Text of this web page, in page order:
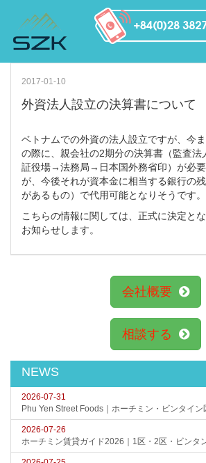
2017-01-10
外資法人設立の決算書について
ベトナムでの外資の法人設立ですが、今
の際に、親会社の2期分の決算書（監査法
証役場→法務局→日本国外務省印）が必要
が、今後それが資本金に相当する銀行の
があるもの）で代用可能となりそうです。
こちらの情報に関しては、正式に決定と
お知らせします。
会社概要
相談する
NEWS
2026-07-31
Phu Yen Street Foods｜ホーチミン・ビンタイ
2026-07-26
ホーチミン賃貸ガイド2026｜1区・2区・ビンタ